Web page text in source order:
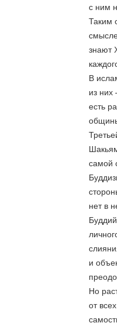
с ним
Таким
знают
В
из них
есть
самой
нет в
и
Но
от